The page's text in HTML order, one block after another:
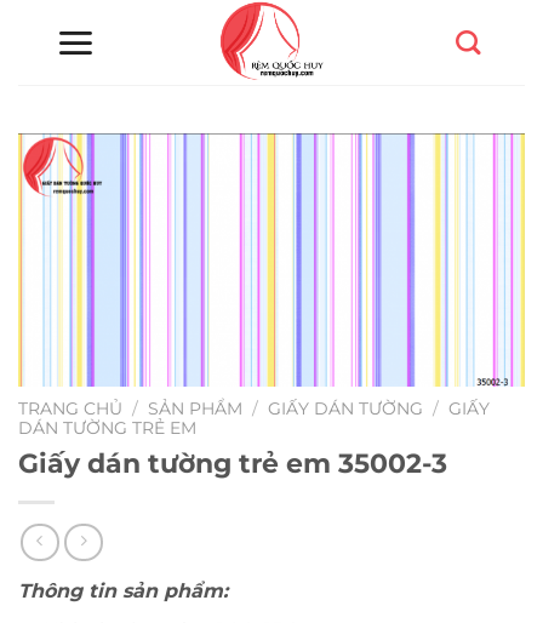
TRANG CHỦ / SẢN PHẨM / GIẤY DÁN TƯỜNG / GIẤY
DÁN TƯỜNG TRẺ EM
Giấy dán tường trẻ em 35002-3
Thông tin sản phẩm: